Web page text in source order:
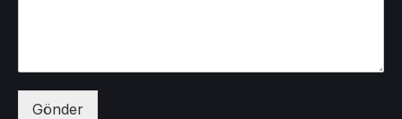
Gönder